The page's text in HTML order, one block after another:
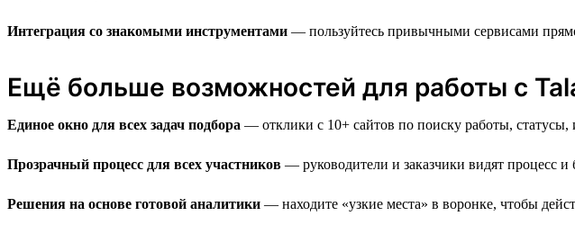
Интеграция со знакомыми инструментами — пользуйтесь привычными сервисами
Ещё больше возможностей для работы с
Единое окно для всех задач подбора — отклики с 10+ сайтов по поиску работы,
Прозрачный процесс для всех участников — руководители и заказчики видят процесс
Решения на основе готовой аналитики — находите «узкие места» в воронке, чтобы